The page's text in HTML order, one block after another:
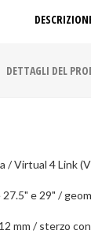
DETTAGLI DEL
/ Virtual 4 Link
e 29" /
mm / sterzo